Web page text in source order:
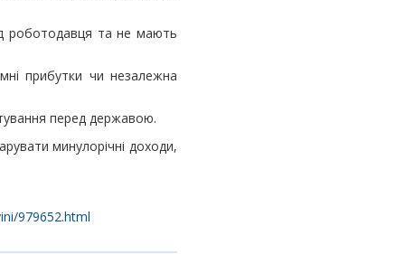
роботодавця та не мають
прибутки чи незалежна
перед державою.
минулорічні доходи,
979652.html